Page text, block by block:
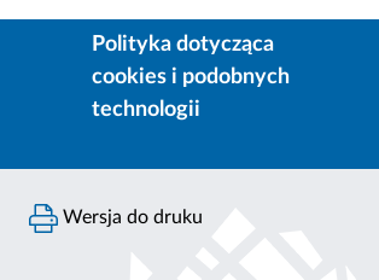
Polityka dotycząca
cookies i podobnych
technologii
Wersja do druku